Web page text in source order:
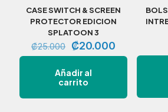
CASE SWITCH & SCREEN
PROTECTOR EDICION
SPLATOON 3
₡25.000
El
precio
original
era:
₡20.000
precio
Añadir al
carrito